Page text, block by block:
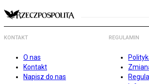
KONTAKT
O nas
Kontakt
Napisz do nas
REGULAMIN